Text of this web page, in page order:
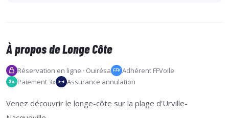
À propos de Longe Côte
Réservation en ligne · Ouirésa FFV Adhérent FFVoile
3x Paiement 3x Assurance annulation
Venez découvrir le longe-côte sur la plage d'Urville-